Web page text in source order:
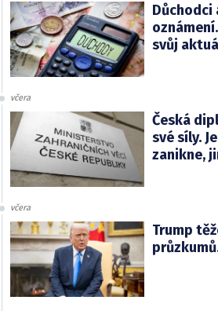
Důchodci
svůj
včera
Česká
své síly.
zanikne,
včera
Trump